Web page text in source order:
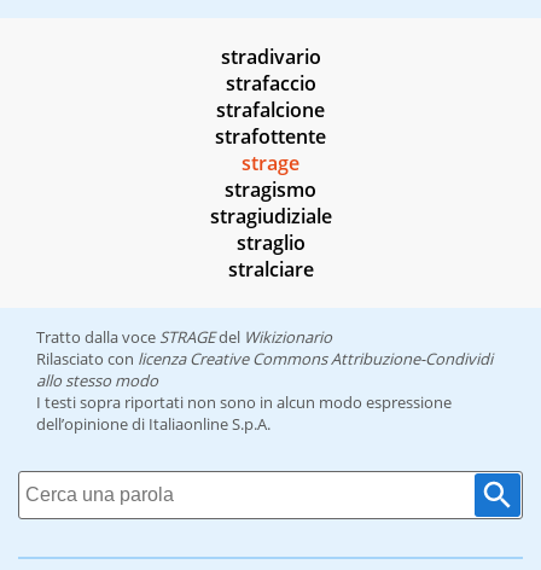
stradivario
strafaccio
strafalcione
strafottente
strage
stragismo
stragiudiziale
straglio
stralciare
Tratto dalla voce STRAGEdel Wikizionario
Rilasciato con licenza Creative Commons Attribuzione-Condividi
allo stesso modo
I testi sopra riportati non sono in alcun modo espressione
dell’opinione di Italiaonline S.p.A.